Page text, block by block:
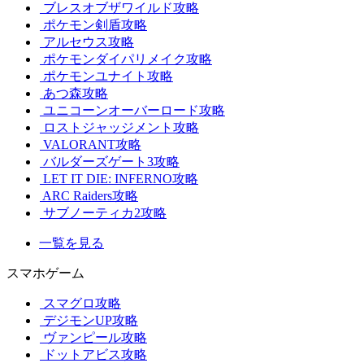
ブレスオブザワイルド攻略
ポケモン剣盾攻略
アルセウス攻略
ポケモンダイパリメイク攻略
ポケモンユナイト攻略
あつ森攻略
ユニコーンオーバーロード攻略
ロストジャッジメント攻略
VALORANT攻略
バルダーズゲート3攻略
LET IT DIE: INFERNO攻略
ARC Raiders攻略
サブノーティカ2攻略
一覧を見る
スマホゲーム
スマグロ攻略
デジモンUP攻略
ヴァンピール攻略
ドットアビス攻略